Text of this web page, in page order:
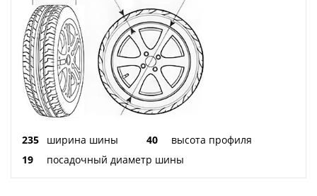
235 ширина шины 40
высота профиля
19
посадочный диаметр шины